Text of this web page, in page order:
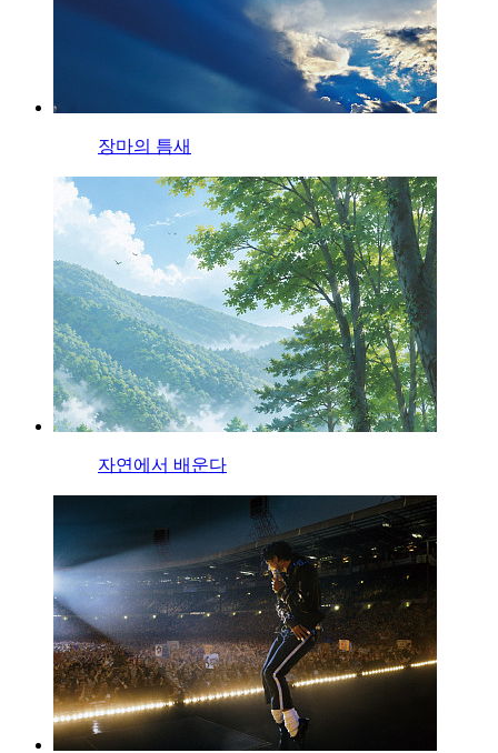
장마의 틈새
자연에서 배운다